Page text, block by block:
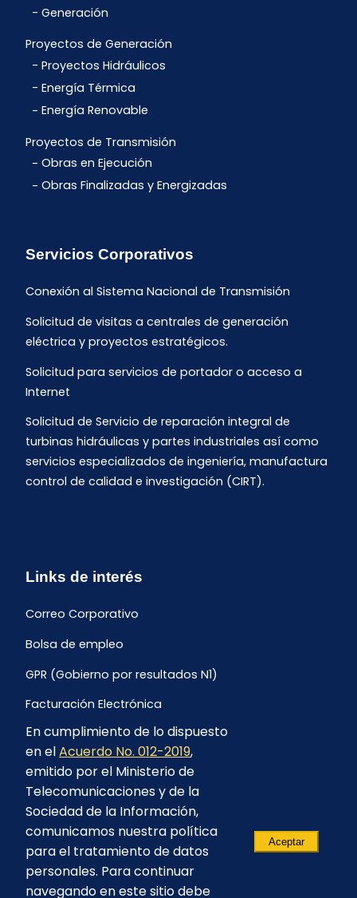
Generación
Proyectos de Generación
Proyectos Hidráulicos
Energía Térmica
Energía Renovable
Proyectos de Transmisión
Obras en Ejecución
Obras Finalizadas y Energizadas
Servicios Corporativos
Conexión al Sistema Nacional de Transmisión
Solicitud de visitas a centrales de generación
eléctrica y proyectos estratégicos.
Solicitud para servicios de portador o acceso a
Internet
Solicitud de Servicio de reparación integral de
turbinas hidráulicas y partes industriales así como
servicios especializados de ingeniería, manufactura
control de calidad e investigación (CIRT).
Links de interés
Correo Corporativo
Bolsa de empleo
GPR (Gobierno por resultados N1)
Facturación Electrónica
Archivo Histórico de Facturación
Portal Ambiental y Social
Proyecto Geotérmico Chachimbiro
Contratación consultoría mediante “Lista Corta”
Reglamento de Procesos Asociativos
En cumplimiento de lo dispuesto
en elAcuerdo No. 012-2019,
emitido por el Ministerio de
Telecomunicaciones y de la
Sociedad de la Información,
comunicamos nuestra política
para el tratamiento de datos
personales. Para continuar
navegando en este sitio debe
Aceptar